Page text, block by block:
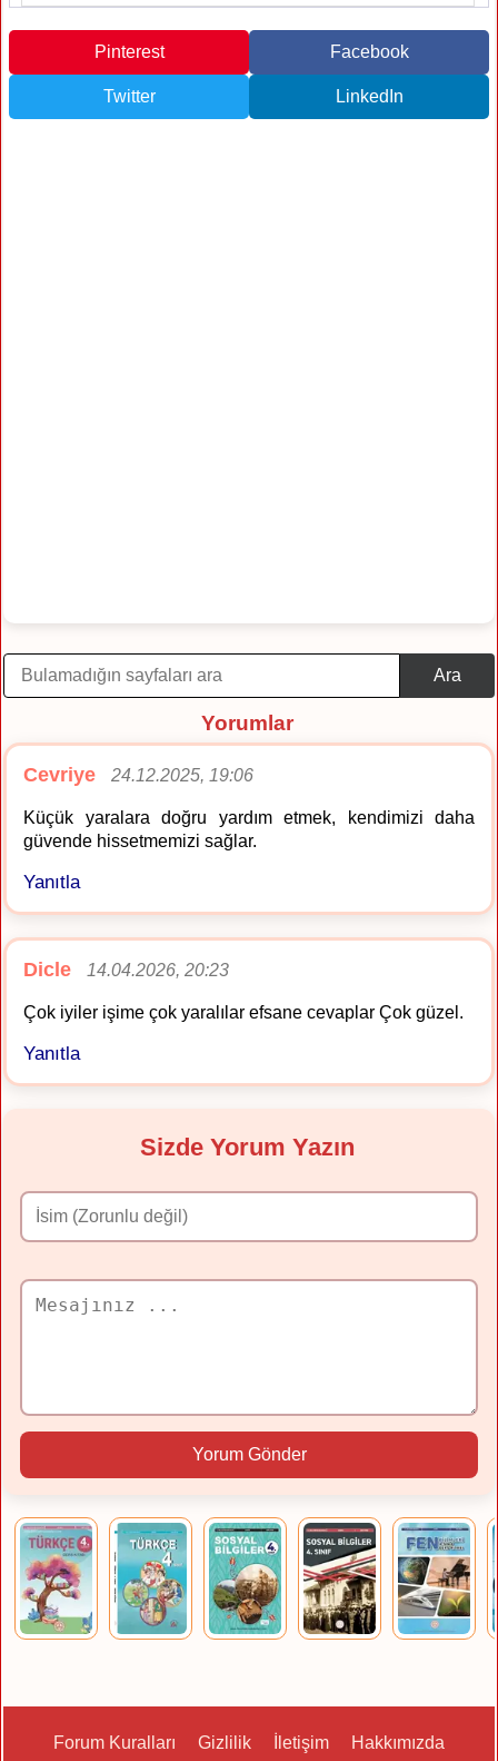
Pinterest Facebook
Twitter LinkedIn
Ara
Yorumlar
Cevriye 24.12.2025, 19:06
Küçük yaralara doğru yardım etmek, kendimizi daha
güvende hissetmemizi sağlar.
Yanıtla
Dicle 14.04.2026, 20:23
Çok iyiler işime çok yaralılar efsane cevaplar Çok güzel.
Yanıtla
Sizde Yorum Yazın
Yorum Gönder
Forum Kuralları Gizlilik İletişim
Hakkımızda